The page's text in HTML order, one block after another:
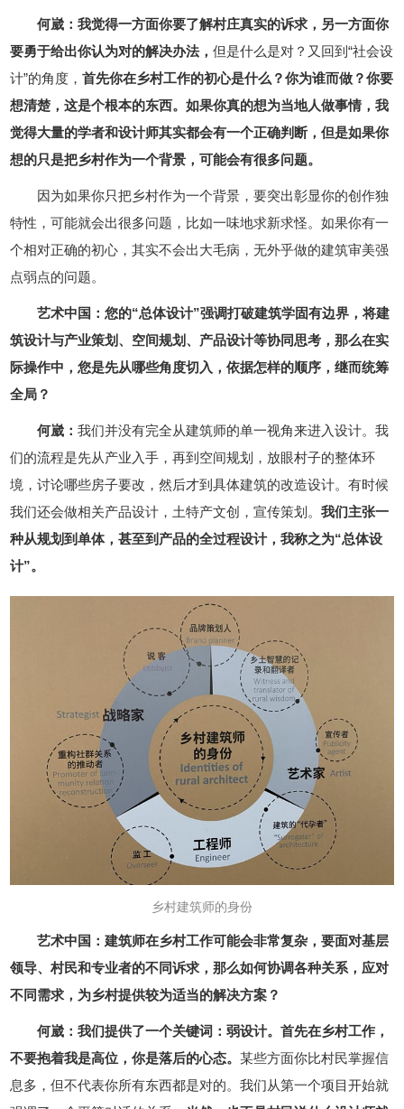
何崴：我觉得一方面你要了解村庄真实的诉求，另一方面你
要勇于给出你认为对的解决办法，但是什么是对？又回到“社会设
计”的角度，首先你在乡村工作的初心是什么？你为谁而做？你要
想清楚，这是个根本的东西。如果你真的想为当地人做事情，我
觉得大量的学者和设计师其实都会有一个正确判断，但是如果你
想的只是把乡村作为一个背景，可能会有很多问题。
因为如果你只把乡村作为一个背景，要突出彰显你的创作独
特性，可能就会出很多问题，比如一味地求新求怪。如果你有一
个相对正确的初心，其实不会出大毛病，无外乎做的建筑审美强
点弱点的问题。
艺术中国：您的“总体设计”强调打破建筑学固有边界，将建
筑设计与产业策划、空间规划、产品设计等协同思考，那么在实
际操作中，您是先从哪些角度切入，依据怎样的顺序，继而统筹
全局？
何崴：我们并没有完全从建筑师的单一视角来进入设计。我
们的流程是先从产业入手，再到空间规划，放眼村子的整体环
境，讨论哪些房子要改，然后才到具体建筑的改造设计。有时候
我们还会做相关产品设计，土特产文创，宣传策划。我们主张一
种从规划到单体，甚至到产品的全过程设计，我称之为“总体设
计”。
乡村建筑师的身份
艺术中国：建筑师在乡村工作可能会非常复杂，要面对基层
领导、村民和专业者的不同诉求，那么如何协调各种关系，应对
不同需求，为乡村提供较为适当的解决方案？
何崴：我们提供了一个关键词：弱设计。首先在乡村工作，
不要抱着我是高位，你是落后的心态。某些方面你比村民掌握信
息多，但不代表你所有东西都是对的。我们从第一个项目开始就